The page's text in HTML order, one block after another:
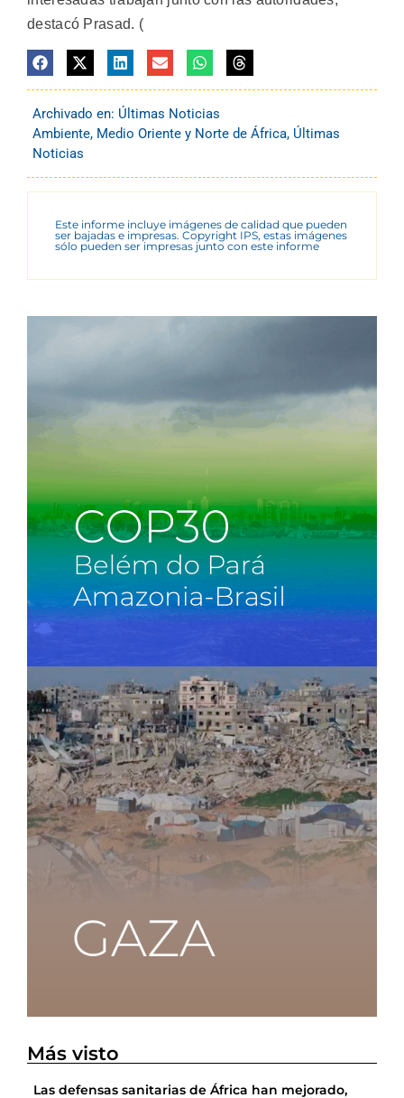
destacó Prasad. (
Archivado en: Últimas Noticias
Ambiente, Medio Oriente y Norte de África, Últimas
Noticias
Este informe incluye imágenes de calidad que pueden
ser bajadas e impresas. Copyright IPS, estas imágenes
sólo pueden ser impresas junto con este informe
Más visto
Las defensas sanitarias de África han mejorado,